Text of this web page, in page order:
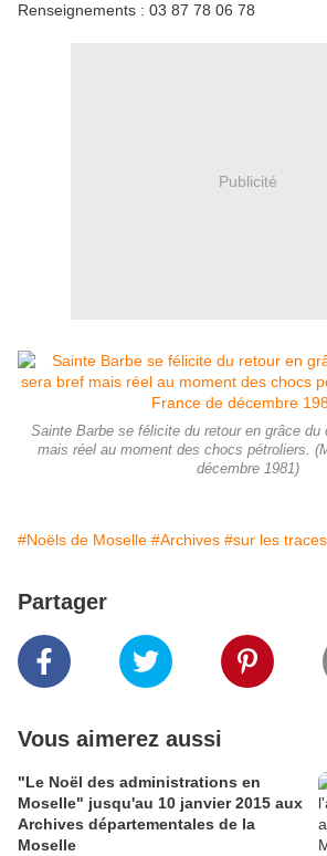
Renseignements : 03 87 78 06 78
Publicité
Sainte Barbe se félicite du retour en grâce du
mais réel au moment des chocs pétroliers.
décembre 1981)
#Noëls de Moselle #Archives #sur les
Partager
Vous aimerez aussi
"Le Noël des administrations en
Moselle" jusqu'au 10 janvier 2015 aux
Archives départementales de la
Moselle